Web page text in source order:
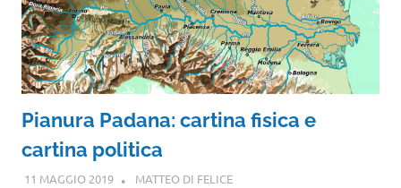
Pianura Padana: cartina fisica e
cartina politica
11 MAGGIO 2019 MATTEO DI FELICE